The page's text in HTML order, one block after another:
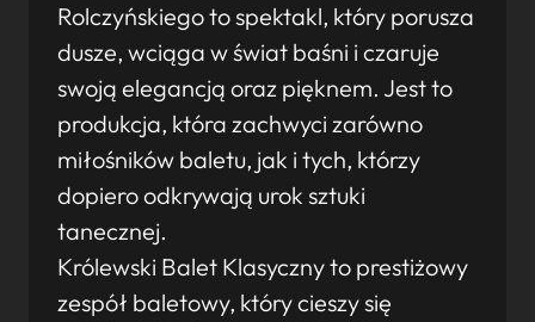
Rolczyńskiego to spektakl, który porusza
dusze, wciąga w świat baśni i czaruje
swoją elegancją oraz pięknem. Jest to
produkcja, która zachwyci zarówno
miłośników baletu, jak i tych, którzy
dopiero odkrywają urok sztuki
tanecznej.
Królewski Balet Klasyczny to prestiżowy
zespół baletowy, który cieszy się